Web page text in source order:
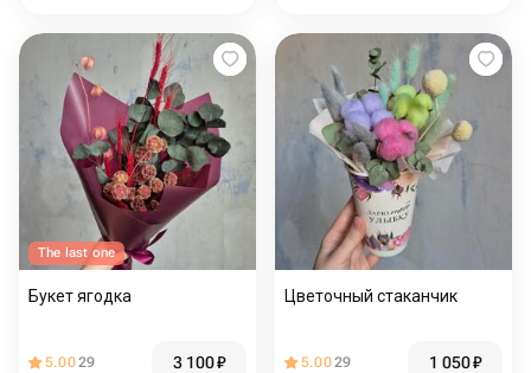
The last one
Букет ягодка
5.0029 3 100₽
Цветочный стаканчик
5.0029 1 050₽